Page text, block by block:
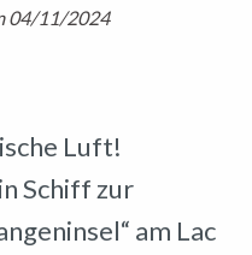
04/11/2024
Luft!
Schiff zur
am Lac